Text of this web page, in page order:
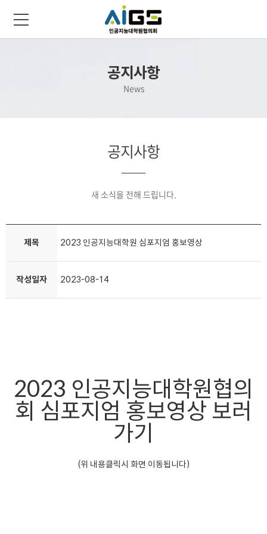
공지사항
News
공지사항
새 소식을 전해 드립니다.
제목 2023 인공지능대학원 심포지엄 홍보영상
작성일자 2023-08-14
2023 인공지능대학원협의
회 심포지엄 홍보영상 보러
가기
(위 내용클릭시 화면 이동됩니다)